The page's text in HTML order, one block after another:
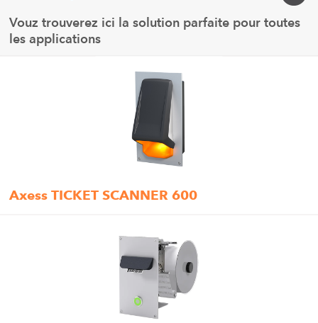
Vouz trouverez ici la solution parfaite pour toutes
les applications
Axess TICKET SCANNER 600